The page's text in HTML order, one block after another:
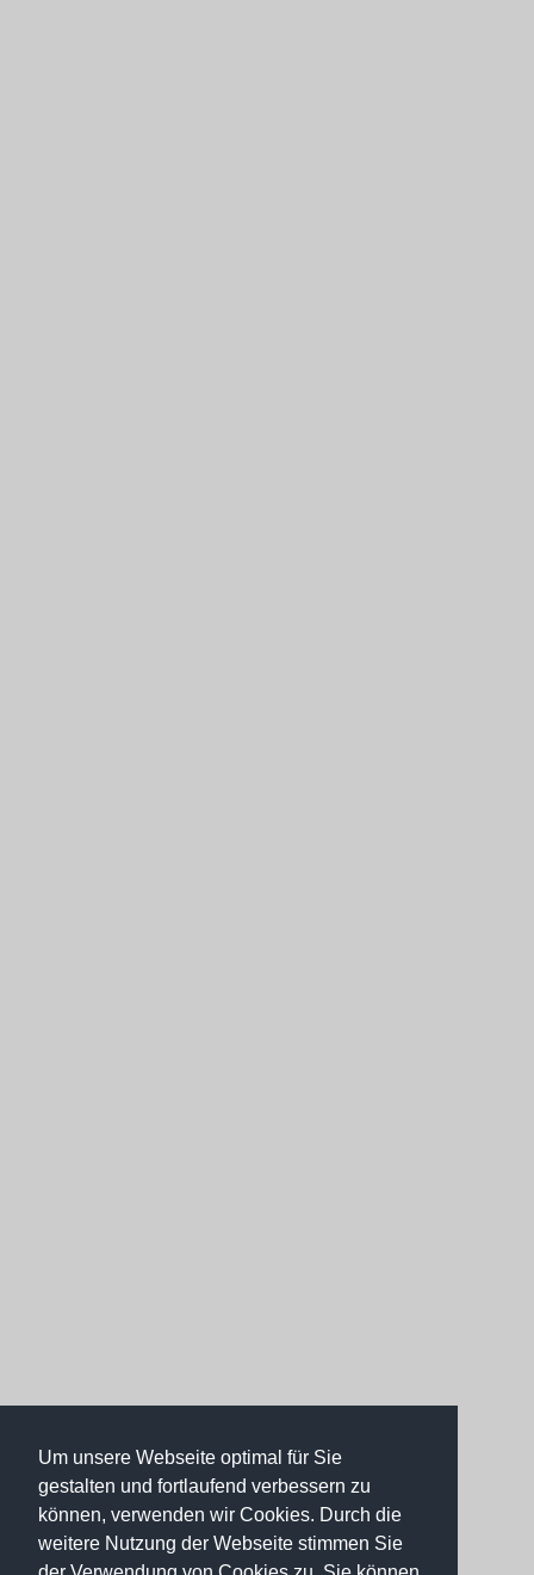
Um unsere Webseite optimal für Sie
gestalten und fortlaufend verbessern zu
können, verwenden wir Cookies. Durch die
weitere Nutzung der Webseite stimmen Sie